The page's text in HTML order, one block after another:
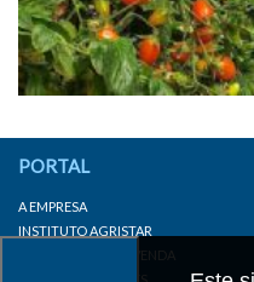
PORTAL
A EMPRESA
INSTITUTO AGRISTAR
DISTRIBUIDOR/REVENDA
LINKS IMPORTANTES